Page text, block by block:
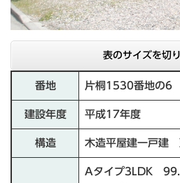
表のサイズを切
番地 片桐1530番地の6
建設年度 平成17年度
構造 木造平屋建一戸建
Aタイプ3LDK